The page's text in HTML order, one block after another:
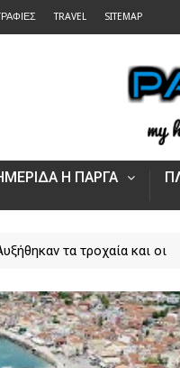
TRAVEL SITEMAP
Η ΠΑΡΓΑ
τα τροχαία και οι